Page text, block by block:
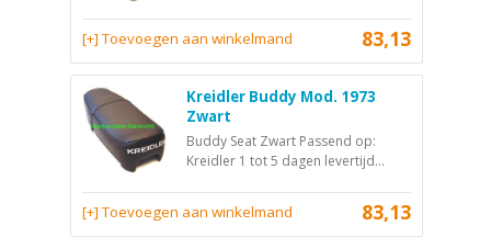
83,13
[+] Toevoegen aan winkelmand
Kreidler Buddy Mod. 1973
Zwart
Buddy Seat Zwart Passend op:
Kreidler 1 tot 5 dagen levertijd...
83,13
[+] Toevoegen aan winkelmand